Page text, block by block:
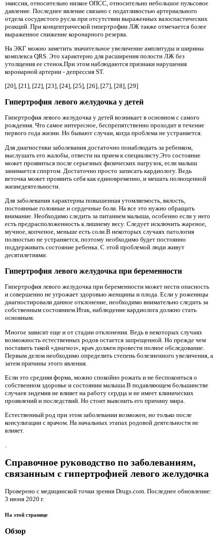
эмиссия, относительно низкое ОПСС, относительно небольшое пульсовое
давление. Последнее явление связано с податливостью артериального
отдела сосудистого русла при отсутствии выраженных вазоспастических
реакций. При концентрической гипертрофии ЛЖ также отмечается более
выраженное снижение коронарного резерва.
На ЭКГ можно заметить значительное увеличение амплитуды и ширины
комплекса QRS. Это характерно для расширения полости ЛЖ без
утолщения ее стенок.При этом наблюдаются признаки нарушения
коронарной артерии - депрессия ST.
[20], [21], [22], [23], [24], [25], [26], [27], [28], [29]
Гипертрофия левого желудочка у детей
Гипертрофия левого желудочка у детей возникает в основном с самого
рождения. Что самое интересное, беспрепятственно проходит в течение
первого года жизни. Но бывают случаи, когда проблема не устраняется.
Для диагностики заболевания достаточно понаблюдать за ребенком,
выслушать его жалобы, отвести на прием к специалисту.Это состояние
может проявиться после серьезных физических нагрузок, если малыш
занимается спортом. Достаточно просто записать кардиологу. Ведь
веточка может проявить себя как единовременно, и мешать полноценной
жизнедеятельности.
Для заболевания характерны повышенная утомляемость, вялость,
постоянные головные и сердечные боли. На все это нужно обращать
внимание. Необходимо следить за питанием малыша, особенно если у него
есть предрасположенность к лишнему весу. Следует исключить жареное,
мучное, копченое, меньше есть соли.В некоторых случаях патология
полностью не устраняется, поэтому необходимо будет постоянно
поддерживать состояние ребенка. С этой проблемой люди живут
десятилетиями.
Гипертрофия левого желудочка при беременности
Гипертрофия левого желудочка при беременности может нести опасность
и совершенно не угрожает здоровью женщины и плода. Если у роженицы
диагностировали данное отклонение, необходимо внимательно следить за
собственным состоянием.Итак, наблюдение кардиолога должно стать
основным.
Многое зависит еще и от стадии отклонения. Ведь в некоторых случаях
возможность естественных родов остается запрещенной. Но прежде чем
поставить такой «диагноз», врач должен провести полное обследование.
Первым делом необходимо определить степень болезненного увеличения, а
затем причины этого явления.
Если это средняя форма, можно спокойно рожать и не беспокоиться о
собственном здоровье и состоянии малыша.В подавляющем большинстве
случаев эндемия не влияет на работу сердца и не имеет клинических
проявлений и последствий. Но стоит выяснить его причину мира.
Естественный род при этом заболевании возможен, но только после
консультации с врачом. На начальных этапах родовой деятельности не
влияет.
Справочное руководство по заболеваниям,
связанным с гипертрофией левого желудочка
Проверено с медицинской точки зрения Drugs.com. Последнее обновление:
3 июня 2020 г.
На этой странице
Обзор